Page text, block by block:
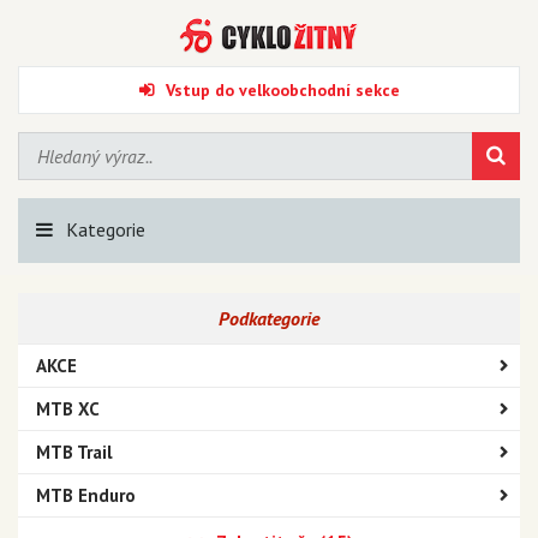
Vstup do velkoobchodní sekce
Kategorie
Podkategorie
AKCE
MTB XC
MTB Trail
MTB Enduro